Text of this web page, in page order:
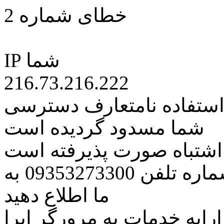
خطای شماره 2
IP شما
216.73.216.222
نامتعارف دسترسی
شما مسدود گردیده است
اشتباه صورت پذیرفته است
مراتب این مسئله را از طریق شماره تلفن 09353273300 به
ما اطلاع دهید
خدمات به مرورگر اپرا